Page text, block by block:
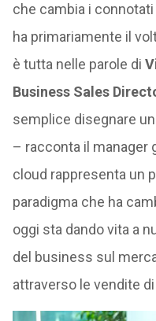
che cambia i
ha primariamente il
è tutta nelle parole di
Business Sales
semplice disegnare
– racconta il manager
cloud rappresenta un
paradigma che ha
oggi sta dando vita a
del business sul
attraverso le vendite